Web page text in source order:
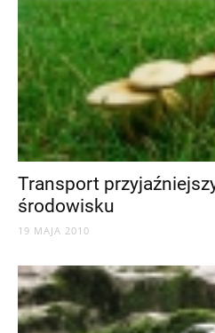
Transport
środowisku
19 MAJA 2010